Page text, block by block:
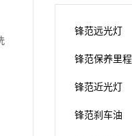
锋范远光灯
锋范保养里程
锋范近光灯
锋范刹车油